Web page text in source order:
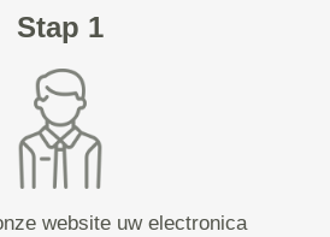
Stap 1
website uw electronica